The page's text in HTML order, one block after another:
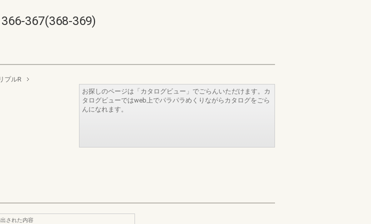
367(368-369)
プルR
お探しのページは「カタログビュー」でごらんいただけます。カ
タログビューではweb上でパラパラめくりながらカタログをごら
んになれます。
された内容